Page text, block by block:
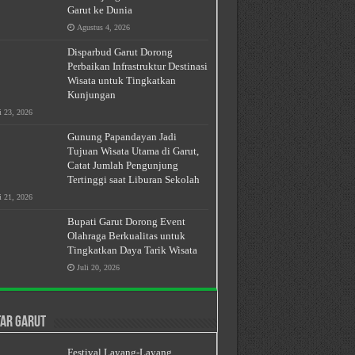
Garut ke Dunia
Agustus 4, 2026
Disparbud Garut Dorong
Perbaikan Infrastruktur Destinasi
Wisata untuk Tingkatkan
Kunjungan
23, 2026
Gunung Papandayan Jadi
Tujuan Wisata Utama di Garut,
Catat Jumlah Pengunjung
Tertinggi saat Liburan Sekolah
21, 2026
Bupati Garut Dorong Event
Olahraga Berkualitas untuk
Tingkatkan Daya Tarik Wisata
Juli 20, 2026
Garut
Festival Layang-Layang